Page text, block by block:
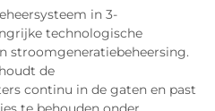
in 3-
technologische
stroomgeneratiebeheersing.
de
continu in de gaten en past